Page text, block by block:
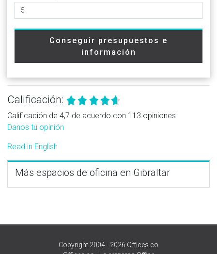
Conseguir presupuestos e
información
Calificación:
Calificación de 4,7 de acuerdo con 113 opiniones.
Danos tu opinión
Read in English
Más espacios de oficina en Gibraltar
Copyright 2004 - 2026 Offices.co